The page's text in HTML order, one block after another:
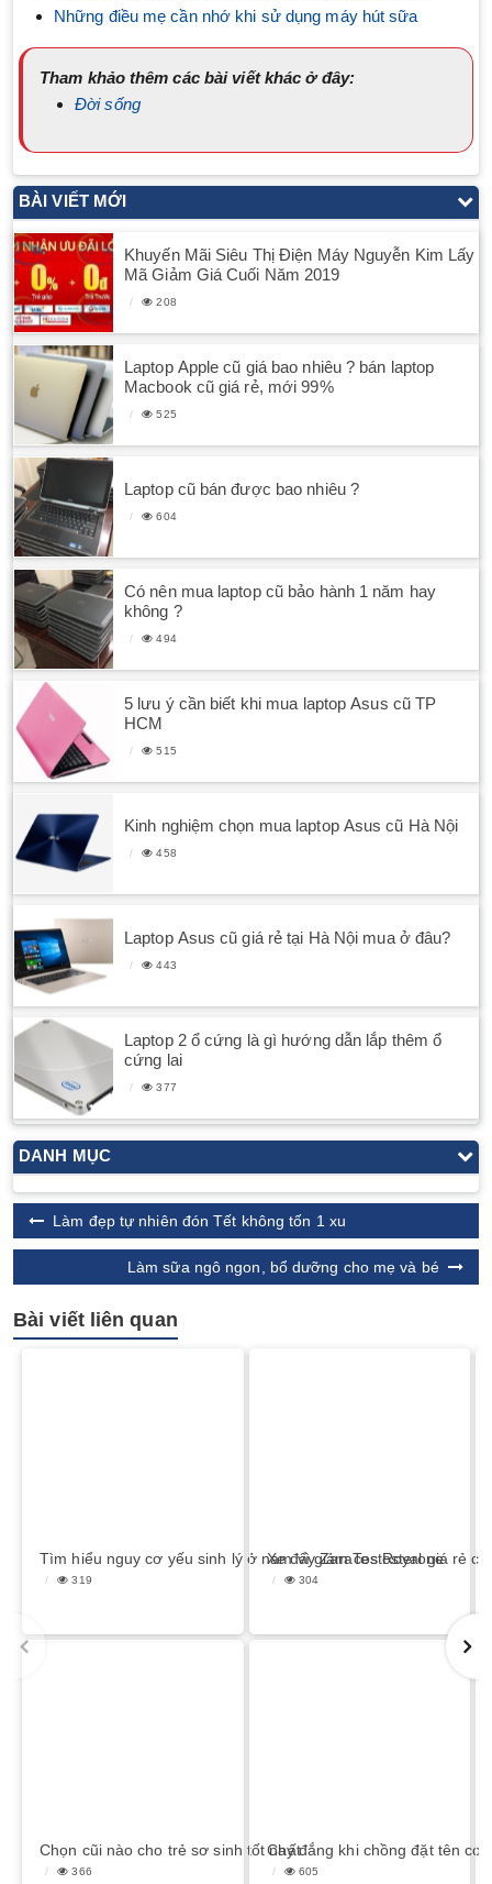
Những điều mẹ cần nhớ khi sử dụng máy hút sữa
Tham khảo thêm các bài viết khác ở đây:
Đời sống
BÀI VIẾT MỚI
Khuyến Mãi Siêu Thị Điện Máy Nguyễn Kim Lấy
Mã Giảm Giá Cuối Năm 2019
208
Laptop Apple cũ giá bao nhiêu ? bán laptop
Macbook cũ giá rẻ, mới 99%
525
Laptop cũ bán được bao nhiêu ?
604
Có nên mua laptop cũ bảo hành 1 năm hay
không ?
494
5 lưu ý cần biết khi mua laptop Asus cũ TP
HCM
515
Kinh nghiệm chọn mua laptop Asus cũ Hà Nội
458
Laptop Asus cũ giá rẻ tại Hà Nội mua ở đâu?
443
Laptop 2 ổ cứng là gì hướng dẫn lắp thêm ổ
cứng lai
377
DANH MỤC
Làm đẹp tự nhiên đón Tết không tốn 1 xu
Làm sữa ngô ngon, bổ dưỡng cho mẹ và bé
Bài viết liên quan
Tìm hiểu nguy cơ yếu sinh lý ở nam vì giảm Testosterone
319
Chọn cũi nào cho trẻ sơ sinh tốt nhất
366
Xe đẩy Zaracos Royal giá rẻ
304
Cay đắng khi chồng đặt tên
605